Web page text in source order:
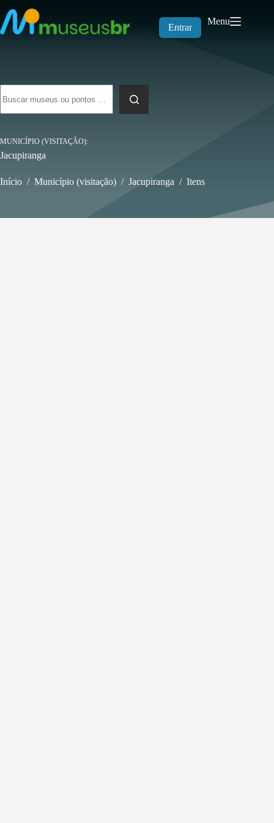
para
o
conteúdo
Entrar
Menu
resultados
MUNICÍPIO (VISITAÇÃO)
Jacupiranga
Início / Município (visitação) / Jacupiranga / Itens